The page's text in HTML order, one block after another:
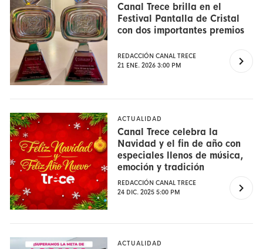
Canal Trece brilla en el
Festival Pantalla de Cristal
con dos importantes premios
REDACCIÓN CANAL TRECE
21 ENE. 2026 3:00 PM
ACTUALIDAD
Canal Trece celebra la
Navidad y el fin de año con
especiales llenos de música,
emoción y tradición
REDACCIÓN CANAL TRECE
24 DIC. 2025 5:00 PM
ACTUALIDAD